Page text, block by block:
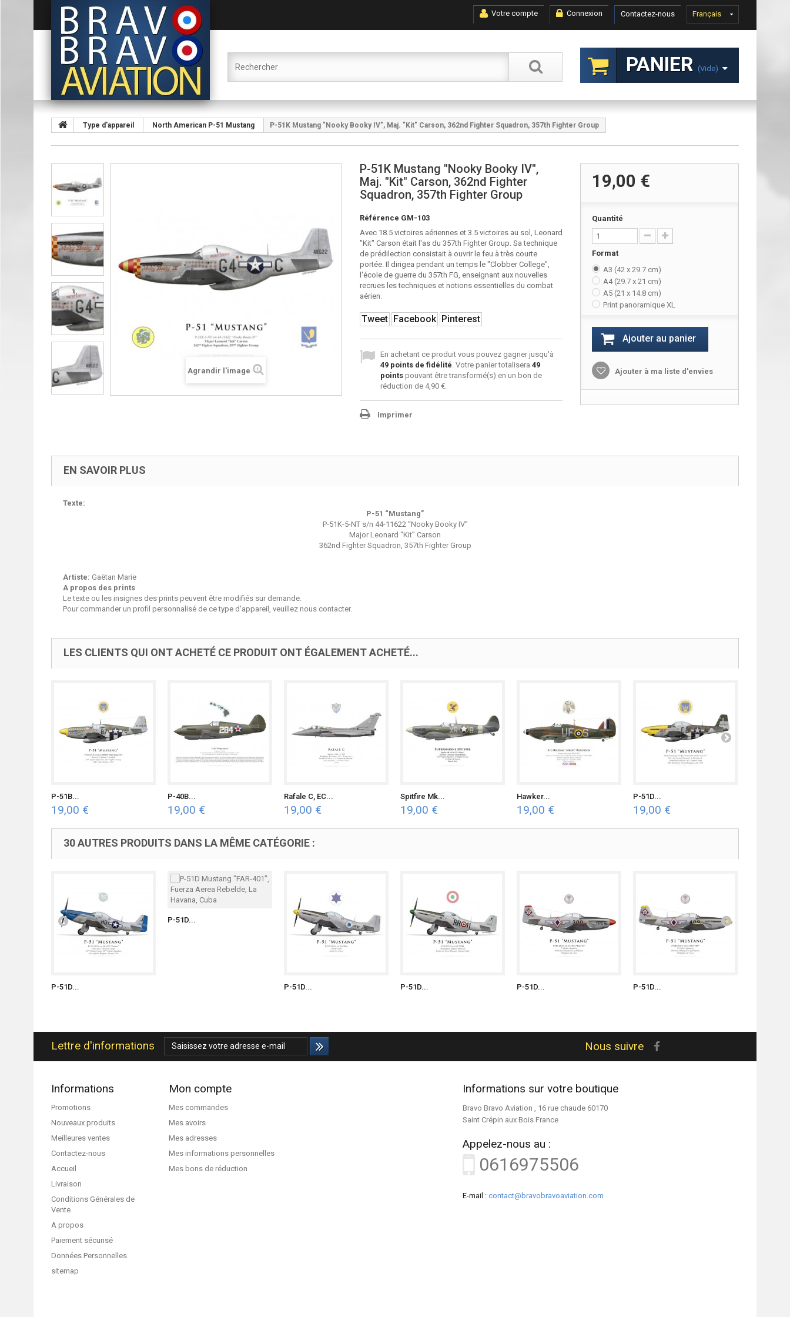
Français
Contactez-nous
Connexion
Votre compte
PANIER (vide)
Type d'appareil North American P-51 Mustang P-51K Mustang "Nooky Booky IV", Maj. "Kit" Carson, 362nd Fighter Squadron, 357th Fighter Group
Agrandir l'image
P-51K Mustang "Nooky Booky IV",
Maj. "Kit" Carson, 362nd Fighter
Squadron, 357th Fighter Group
Référence GM-103
Avec 18.5 victoires aériennes et 3.5 victoires au sol, Leonard
"Kit" Carson était l'as du 357th Fighter Group. Sa technique
de prédilection consistait à ouvrir le feu à très courte
portée. Il dirigea pendant un temps le "Clobber College",
l'école de guerre du 357th FG, enseignant aux nouvelles
recrues les techniques et notions essentielles du combat
aérien.
Tweet Facebook Pinterest
En achetant ce produit vous pouvez gagner jusqu'à
49points de fidélité. Votre panier totalisera 49
pointspouvant être transformé(s) en un bon de
réduction de 4,90 €.
Imprimer
19,00 €
Quantité
Format
A3 (42 x 29.7 cm)
A4 (29.7 x 21 cm)
A5 (21 x 14.8 cm)
Print panoramique XL
Ajouter au panier
Ajouter à ma liste d'envies
EN SAVOIR PLUS
Texte:
P-51 “Mustang”
P-51K-5-NT s/n 44-11622 “Nooky Booky IV”
Major Leonard “Kit” Carson
362nd Fighter Squadron, 357th Fighter Group
Artiste: Gaëtan Marie
A propos des prints
Le texte ou les insignes des prints peuvent être modifiés sur demande.
Pour commander un profil personnalisé de ce type d'appareil, veuillez nous contacter.
LES CLIENTS QUI ONT ACHETÉ CE PRODUIT ONT ÉGALEMENT ACHETÉ...
P-51B...
19,00 €
P-40B...
19,00 €
Rafale C, EC...
19,00 €
Spitfire Mk...
19,00 €
Hawker...
19,00 €
P-51D...
19,00 €
30 AUTRES PRODUITS DANS LA MÊME CATÉGORIE :
P-51D...
P-51D...
P-51D... P-51D... P-51D... P-51D...
Lettre d'informations Nous suivre
Informations
Promotions
Nouveaux produits
Meilleures ventes
Contactez-nous
Accueil
Livraison
Conditions Générales de
Vente
A propos
Paiement sécurisé
Données Personnelles
sitemap
Mon compte
Mes commandes
Mes avoirs
Mes adresses
Mes informations personnelles
Mes bons de réduction
Informations sur votre boutique
Bravo Bravo Aviation , 16 rue chaude 60170
Saint Crépin aux Bois France
Appelez-nous au :
0616975506
E-mail : contact@bravobravoaviation.com